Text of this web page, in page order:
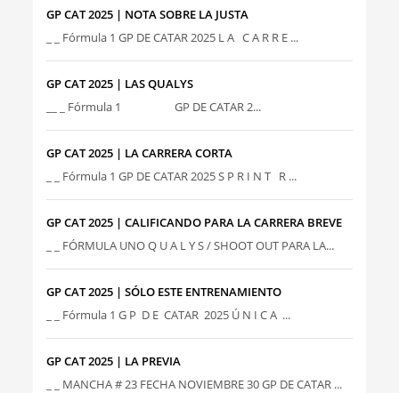
GP CAT 2025 | NOTA SOBRE LA JUSTA
_ _ Fórmula 1 GP DE CATAR 2025 L A C A R R E ...
GP CAT 2025 | LAS QUALYS
__ _ Fórmula 1 GP DE CATAR 2...
GP CAT 2025 | LA CARRERA CORTA
_ _ Fórmula 1 GP DE CATAR 2025 S P R I N T R ...
GP CAT 2025 | CALIFICANDO PARA LA CARRERA BREVE
_ _ FÓRMULA UNO Q U A L Y S / SHOOT OUT PARA LA...
GP CAT 2025 | SÓLO ESTE ENTRENAMIENTO
_ _ Fórmula 1 G P D E CATAR 2025 Ú N I C A ...
GP CAT 2025 | LA PREVIA
_ _ MANCHA # 23 FECHA NOVIEMBRE 30 GP DE CATAR ...